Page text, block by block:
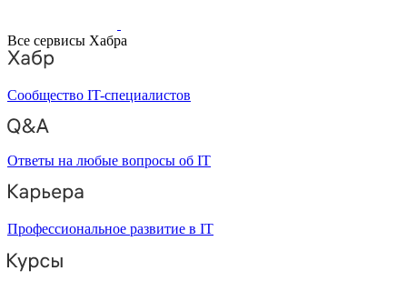
Все сервисы Хабра
Сообщество IT-специалистов
Ответы на любые вопросы об IT
Профессиональное развитие в IT